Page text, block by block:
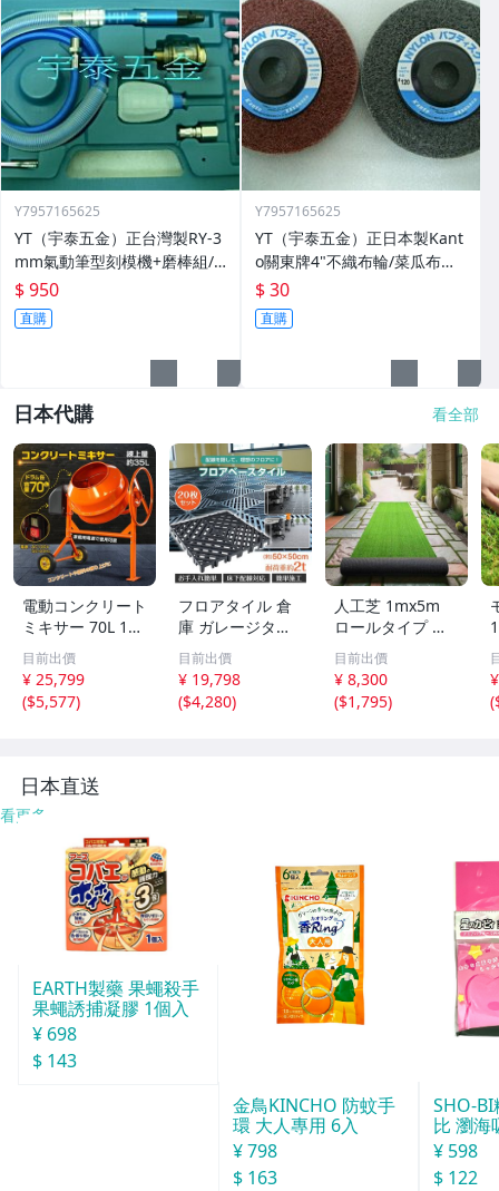
Y7957165625
YT（宇泰五金）正台灣製RY-3
mm氣動筆型刻模機+磨棒組/5
6000轉/品質保證/現正特價中
$ 950
直購
Y7957165625
YT（宇泰五金）正日本製Kant
o關東牌4"不織布輪/菜瓜布輪/
比一般市售耐用3~5倍/清倉大
特賣
$ 30
直購
日本代購 看全部
電動コンクリート
ミキサー 70L 100
V 車輪付き 家庭
簡単 使用 肥料 DI
Y ドラム 工具 ミ
キサー タイヤ付
4
目前出價
¥ 25,799
($5,577)
フロアタイル 倉
庫 ガレージタイ
ル タイル ガレー
ジマット 床タイ
ル ガレージ マッ
ト フロアマット
目前出價
¥ 19,798
($4,280)
人工芝 1mx5m
ロールタイプ 毛
足10mm 防草シ
ート一体型 ラッ
シュグリーン (1X
05m) | 人工芝生
目前出價
¥ 8,300
($1,795)
(
日本直送
看更多
EARTH製藥 果蠅殺手
果蠅誘捕凝膠 1個入
¥ 698
$ 143
金鳥KINCHO 防蚊手
環 大人專用 6入
¥ 798
$ 163
SHO-
比 瀏海
¥ 598
$ 122